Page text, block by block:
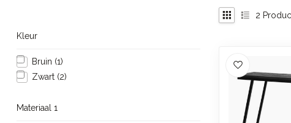
Kleur
Bruin (1)
Zwart (2)
Materiaal 1
2